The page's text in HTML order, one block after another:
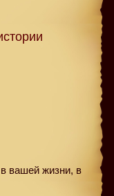
вашей жизни, в